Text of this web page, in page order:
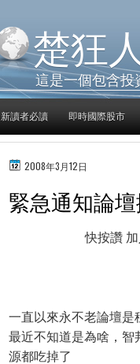
楚狂
這是一個包含投
新讀者必讀 即時國際股市
2008年3月12日
緊急通知論
快按讚 加
一直以來永不老論壇是
最近不知道是為啥，智
源都吃掉了